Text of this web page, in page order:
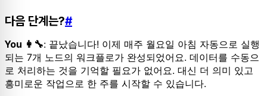
다음 단계는?#
You 👩‍🔧: 끝났습니다! 이제 매주 월요일 아침 자동으로 실행
되는 7개 노드의 워크플로가 완성되었어요. 데이터를 수동으
로 처리하는 것을 기억할 필요가 없어요. 대신 더 의미 있고
흥미로운 작업으로 한 주를 시작할 수 있습니다.